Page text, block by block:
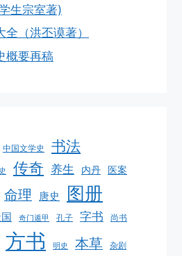
生宗室著)
（洪丕谟著）
概要再稿
中国文学史 书法
传奇 养生 内丹 医案
命理 唐史 图册
奇门遁甲 孔子 字书 尚书
方书 明史 本草 杂剧